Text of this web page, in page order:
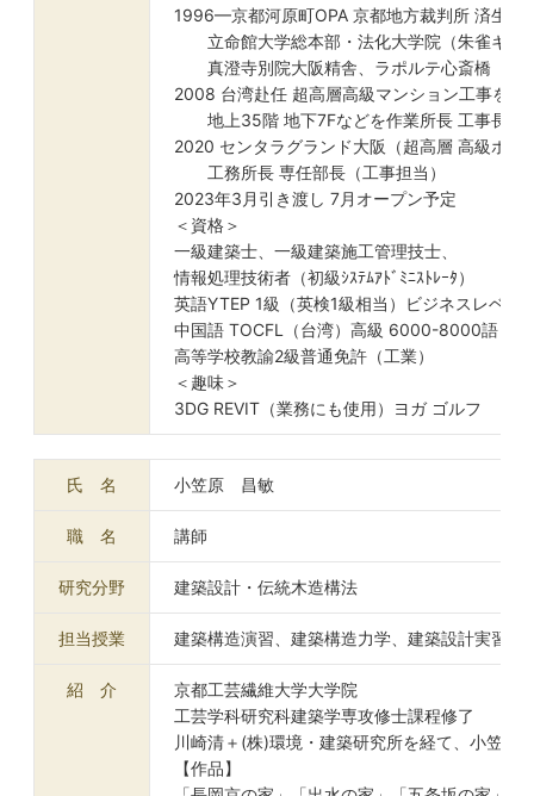
1996—京都河原町OPA 京都地方裁判所 済生会
立命館大学総本部・法化大学院（朱雀キャ
真澄寺別院大阪精舎、ラポルテ心斎橋（大
2008 台湾赴任 超高層高級マンション工事を担
地上35階 地下7Fなどを作業所長 工事長と
2020 センタラグランド大阪（超高層 高級ホテ
工務所長 専任部長（工事担当）
2023年3月引き渡し 7月オープン予定
＜資格＞
一級建築士、一級建築施工管理技士、
情報処理技術者（初級ｼｽﾃﾑｱﾄﾞﾐﾆｽﾄﾚｰﾀ）
英語YTEP 1級（英検1級相当）ビジネスレベル
中国語 TOCFL（台湾）高級 6000-8000語レ
高等学校教諭2級普通免許（工業）
＜趣味＞
3DG REVIT（業務にも使用）ヨガ ゴルフ
氏 名 小笠原 昌敏
職 名 講師
研究分野 建築設計・伝統木造構法
担当授業 建築構造演習、建築構造力学、建築設計実習Ⅳ
紹 介
京都工芸繊維大学大学院
工芸学科研究科建築学専攻修士課程修了
川崎清＋(株)環境・建築研究所を経て、小笠原
【作品】